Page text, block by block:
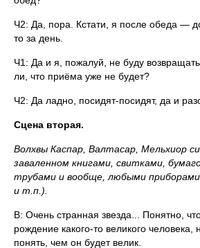
Ч2: Да, пора. Кстати, я после обеда —
то за день.
Ч1: Да и я, пожалуй, не буду
ли, что приёма уже не будет?
Ч2: Да ладно, посидят-посидят, да и
Сцена вторая.
Волхвы Каспар, Валтасар, Мельхиор
заваленном книгами, свитками,
трубами и вообще, любыми приборами
и т.п.).
В: Очень странная звезда... Понятно,
рождение какого-то великого человека,
понять, чем он будет велик.